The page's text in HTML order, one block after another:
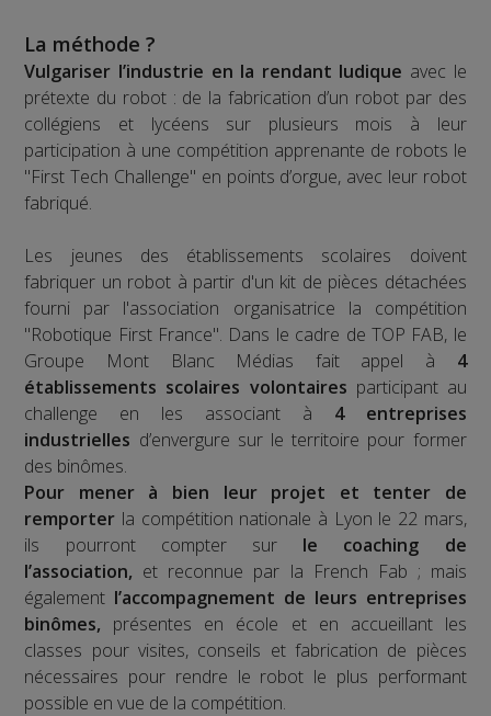
La méthode ?
Vulgariser l’industrie en la rendant ludique avec le
prétexte du robot : de la fabrication d’un robot par des
collégiens et lycéens sur plusieurs mois à leur
participation à une compétition apprenante de robots le
"First Tech Challenge" en points d’orgue, avec leur robot
fabriqué.
Les jeunes des établissements scolaires doivent
fabriquer un robot à partir d'un kit de pièces détachées
fourni par l'association organisatrice la compétition
"Robotique First France". Dans le cadre de TOP FAB, le
Groupe Mont Blanc Médias fait appel à 4
établissements scolaires volontaires participant au
challenge en les associant à 4 entreprises
industrielles d’envergure sur le territoire pour former
des binômes.
Pour mener à bien leur projet et tenter de
remporter la compétition nationale à Lyon le 22 mars,
ils pourront compter sur le coaching de
l’association, et reconnue par la French Fab ; mais
également l’accompagnement de leurs entreprises
binômes, présentes en école et en accueillant les
classes pour visites, conseils et fabrication de pièces
nécessaires pour rendre le robot le plus performant
possible en vue de la compétition.